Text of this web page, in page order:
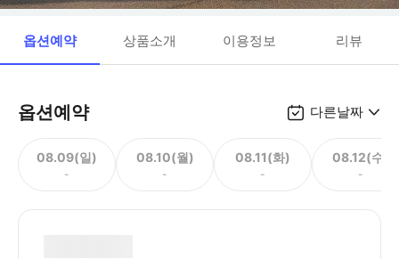
옵션예약 상품소개 이용정보 리뷰
옵션예약 다른날짜
08.09(일)
-
08.10(월)
-
08.11(화)
-
08.12(수)
-